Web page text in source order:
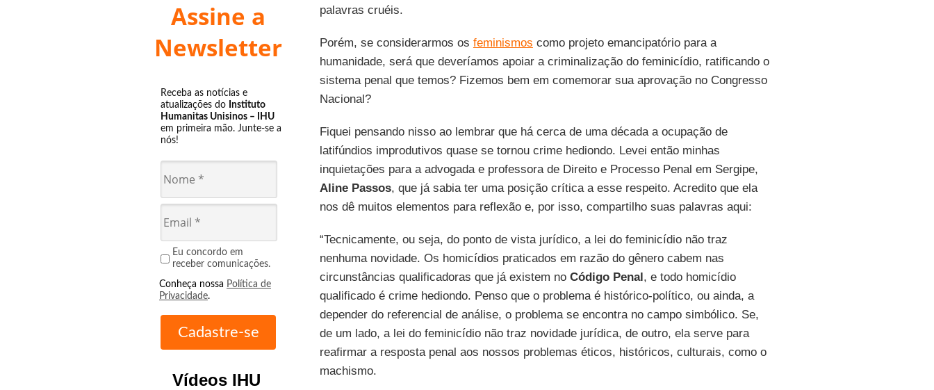
Assine a
Newsletter
Receba as notícias e
atualizações do Instituto
Humanitas Unisinos – IHU
em primeira mão. Junte-se a
nós!
Eu concordo em
receber comunicações.
Conheça nossa Política de
Privacidade.
Vídeos IHU
palavras cruéis.
Porém, se considerarmos os feminismos como projeto emancipatório para a
humanidade, será que deveríamos apoiar a criminalização do feminicídio, ratificando o
sistema penal que temos? Fizemos bem em comemorar sua aprovação no Congresso
Nacional?
Fiquei pensando nisso ao lembrar que há cerca de uma década a ocupação de
latifúndios improdutivos quase se tornou crime hediondo. Levei então minhas
inquietações para a advogada e professora de Direito e Processo Penal em Sergipe,
Aline Passos, que já sabia ter uma posição crítica a esse respeito. Acredito que ela
nos dê muitos elementos para reflexão e, por isso, compartilho suas palavras aqui:
“Tecnicamente, ou seja, do ponto de vista jurídico, a lei do feminicídio não traz
nenhuma novidade. Os homicídios praticados em razão do gênero cabem nas
circunstâncias qualificadoras que já existem no Código Penal, e todo homicídio
qualificado é crime hediondo. Penso que o problema é histórico-político, ou ainda, a
depender do referencial de análise, o problema se encontra no campo simbólico. Se,
de um lado, a lei do feminicídio não traz novidade jurídica, de outro, ela serve para
reafirmar a resposta penal aos nossos problemas éticos, históricos, culturais, como o
machismo.